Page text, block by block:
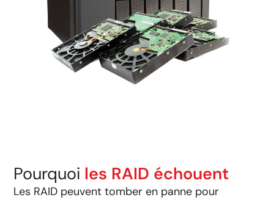
Pourquoi les RAID échouent
Les RAID peuvent tomber en panne pour